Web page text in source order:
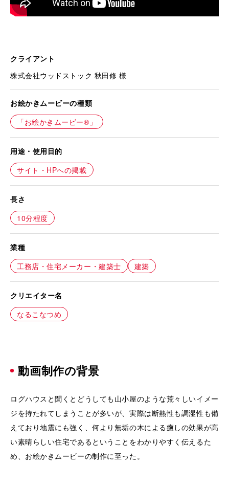
クライアント
株式会社ウッドストック 秋田修 様
お絵かきムービーの種類
「お絵かきムービー®」
用途・使用目的
サイト・HPへの掲載
長さ
10分程度
業種
工務店・住宅メーカー・建築士
建築
クリエイター名
なるこなつめ
動画制作の背景
ログハウスと聞くとどうしても山小屋のような荒々しいイメー
ジを持たれてしまうことが多いが、実際は断熱性も調湿性も備
えており地震にも強く、何より無垢の木による癒しの効果が高
い素晴らしい住宅であるということをわかりやすく伝えるた
め、お絵かきムービーの制作に至った。